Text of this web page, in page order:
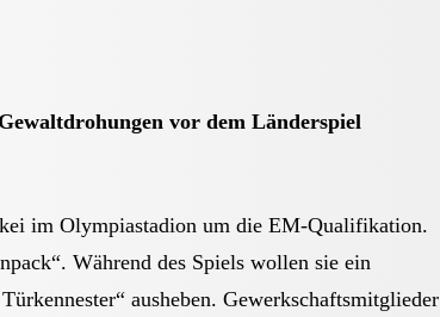
vor dem Länder­spiel
im Olympiastadion um die EM-Qualifikation.
Während des Spiels wollen sie ein
ausheben. Gewerkschaftsmitglieder